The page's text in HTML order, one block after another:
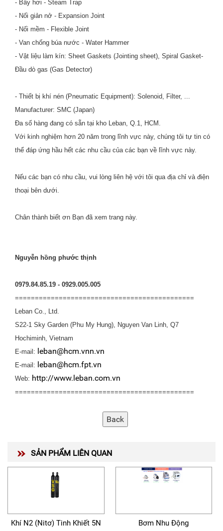
- Bẫy hơi - Steam Trap
- Nối giản nở - Expansion Joint
- Nối mềm - Flexible Joint
- Van chống búa nước - Water Hammer
- Vật liệu làm kín: Sheet Gaskets (Jointing sheet), Spiral Gasket-
Đầu dò gas (Gas Detector)
- Thiết bị khí nén (Pneumatic Equipment): Solenoid, Filter, ...
Manufacturer: SMC (Japan)
Đa số hàng đang có sẵn tại kho Leban, Q.1, HCM.
Với kinh nghiệm hơn 20 năm trong lĩnh vực này, chúng tôi tự tin có
thể đáp ứng hầu hết các nhu cầu của các bạn về lĩnh vực này.
Nếu các bạn có nhu cầu, vui lòng liên hệ với tôi qua địa chỉ và điện
thoại bên dưới.
Chân thành biết ơn Bạn đã xem trang này.
Nguyễn hồng phước thịnh
0979.84.85.19 - 0929.005.005
=============================================
Leban Co., Ltd.
S22-1 Sky Garden (Phu My Hung), Nguyen Van Linh, Q7
Hochiminh, Vietnam
E-mail: leban@hcm.vnn.vn
E-mail: leban@hcm.fpt.vn
Web: http://www.leban.com.vn
=============================================
SẢN PHẨM LIÊN QUAN
Khí N2 (Nitơ) Tinh Khiết 5N
Bơm Nhu Động